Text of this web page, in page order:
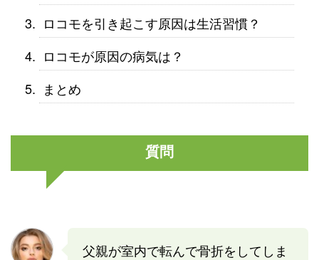
ロコモを引き起こす原因は生活習慣？
ロコモが原因の病気は？
まとめ
質問
父親が室内で転んで骨折をしてしま